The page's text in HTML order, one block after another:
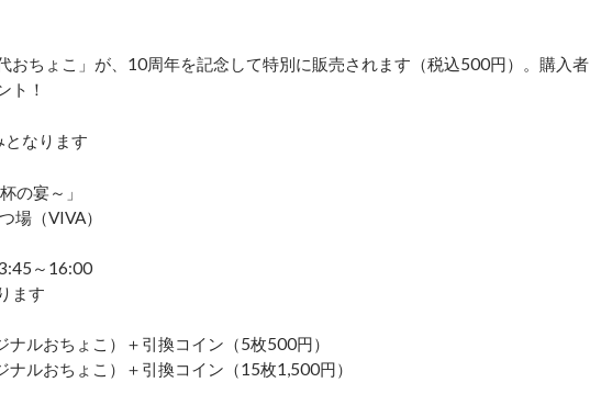
おちょこ」が、10周年を記念して特別に販売されます（税込500円）。購入者
ト！
なります
の宴～」
場（VIVA）
～16:00
ます
ルおちょこ）＋引換コイン（5枚500円）
ルおちょこ）＋引換コイン（15枚1,500円）